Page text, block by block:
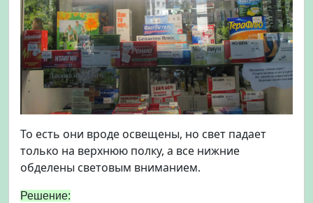
То есть они вроде освещены, но свет падает
только на верхнюю полку, а все нижние
обделены световым вниманием.
Решение: